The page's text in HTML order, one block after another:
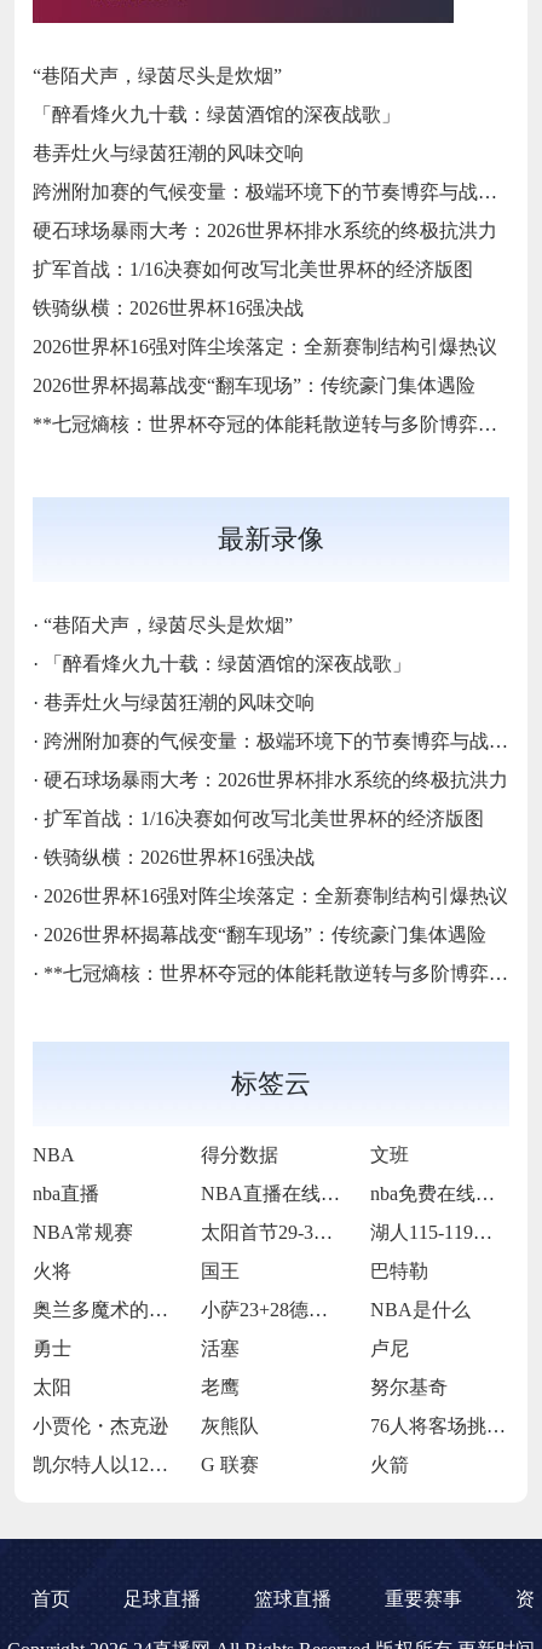
“巷陌犬声，绿茵尽头是炊烟”
「醉看烽火九十载：绿茵酒馆的深夜战歌」
巷弄灶火与绿茵狂潮的风味交响
跨洲附加赛的气候变量：极端环境下的节奏博弈与战术自适应
硬石球场暴雨大考：2026世界杯排水系统的终极抗洪力
扩军首战：1/16决赛如何改写北美世界杯的经济版图
铁骑纵横：2026世界杯16强决战
2026世界杯16强对阵尘埃落定：全新赛制结构引爆热议
2026世界杯揭幕战变“翻车现场”：传统豪门集体遇险
**七冠熵核：世界杯夺冠的体能耗散逆转与多阶博弈论**
最新录像
· “巷陌犬声，绿茵尽头是炊烟”
·
「醉看烽火九十载：绿茵酒馆的深夜战歌」
· 巷弄灶火与绿茵狂潮的风味交响
· 跨洲附加赛的气候变量：极端环境下的节奏博弈与战术自适应
· 硬石球场暴雨大考：2026世界杯排水系统的终极抗洪力
· 扩军首战：1/16决赛如何改写北美世界杯的经济版图
· 铁骑纵横：2026世界杯16强决战
· 2026世界杯16强对阵尘埃落定：全新赛制结构引爆热议
· 2026世界杯揭幕战变“翻车现场”：传统豪门集体遇险
· **七冠熵核：世界杯夺冠的体能耗散逆转与多阶博弈论**
标签云
NBA 得分数据
文班
nba直播
NBA直播在线观看
nba免费在线高清直播
NBA常规赛
太阳首节29-30落后步行者
湖人115-119不敌火箭
火将
国王
巴特勒
奥兰多魔术的当家球星保罗-班凯罗
小萨23+28德罗赞24+9 国王114
NBA是什么
勇士
活塞
卢尼
太阳
老鹰
努尔基奇
小贾伦・杰克逊
灰熊队
76人将客场挑战魔术
凯尔特人以120-119战胜鹈鹕
G 联赛 火箭
首页 足球直播 篮球直播 重要赛事 资